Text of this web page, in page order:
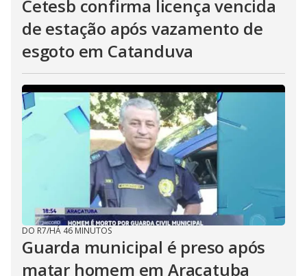
Cetesb confirma licença vencida
de estação após vazamento de
esgoto em Catanduva
DO R7/HÁ 46 MINUTOS
Guarda municipal é preso após
matar homem em Araçatuba